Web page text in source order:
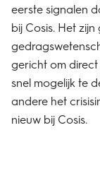
eerste signalen
bij Cosis. Het
gericht om direct
snel mogelijk te
andere het
nieuw bij Cosis.